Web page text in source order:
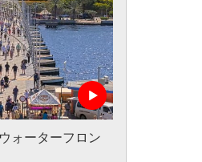
ォーターフロン